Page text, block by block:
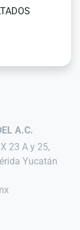
A.C.
23 A y 25,
Yucatán